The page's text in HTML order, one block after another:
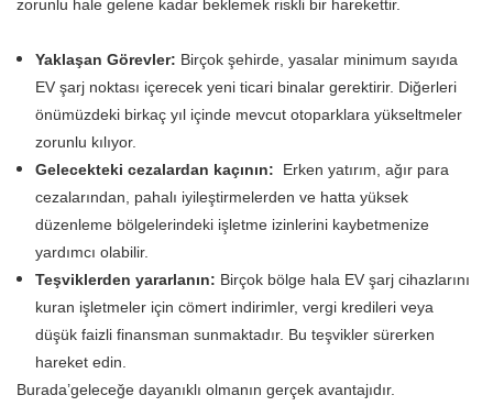
zorunlu hale gelene kadar beklemek riskli bir harekettir.
Yaklaşan Görevler: Birçok şehirde, yasalar minimum sayıda
EV şarj noktası içerecek yeni ticari binalar gerektirir. Diğerleri
önümüzdeki birkaç yıl içinde mevcut otoparklara yükseltmeler
zorunlu kılıyor.
Gelecekteki cezalardan kaçının:
Erken yatırım, ağır para
cezalarından, pahalı iyileştirmelerden ve hatta yüksek
düzenleme bölgelerindeki işletme izinlerini kaybetmenize
yardımcı olabilir.
Teşviklerden yararlanın: Birçok bölge hala EV şarj cihazlarını
kuran işletmeler için cömert indirimler, vergi kredileri veya
düşük faizli finansman sunmaktadır. Bu teşvikler sürerken
hareket edin.
Burada’geleceğe dayanıklı olmanın gerçek avantajıdır.